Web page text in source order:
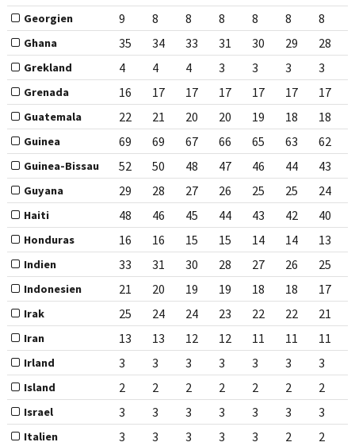
Georgien 9 8 8 8 8 8 8
Ghana 35 34 33 31 30 29 28
Grekland 4 4 4 3 3 3 3
Grenada 16 17 17 17 17 17 17
Guatemala 22 21 20 20 19 18 18
Guinea 69 69 67 66 65 63 62
Guinea-Bissau 52 50 48 47 46 44 43
Guyana 29 28 27 26 25 25 24
Haiti 48 46 45 44 43 42 40
Honduras 16 16 15 15 14 14 13
Indien 33 31 30 28 27 26 25
Indonesien 21 20 19 19 18 18 17
Irak 25 24 24 23 22 22 21
Iran 13 13 12 12 11 11 11
Irland 3 3 3 3 3 3 3
Island 2 2 2 2 2 2 2
Israel 3 3 3 3 3 3 3
Italien 3 3 3 3 3 2 2